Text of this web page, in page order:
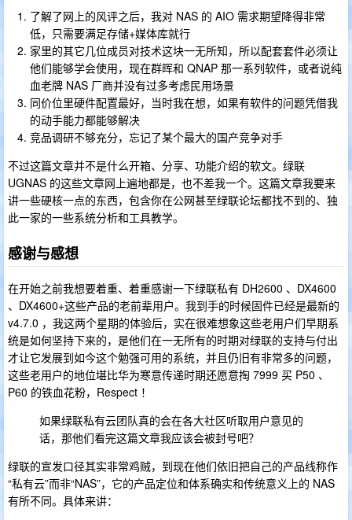
了解了网上的风评之后，我对 NAS 的 AIO 需求期望降得非常
低，只需要满足存储+媒体库就行
家里的其它几位成员对技术这块一无所知，所以配套套件必须让
他们能够学会使用，现在群晖和 QNAP 那一系列软件，或者说纯
血老牌 NAS 厂商并没有过多考虑民用场景
同价位里硬件配置最好，当时我在想，如果有软件的问题凭借我
的动手能力都能够解决
竞品调研不够充分，忘记了某个最大的国产竞争对手
不过这篇文章并不是什么开箱、分享、功能介绍的软文。绿联
UGNAS 的这些文章网上遍地都是，也不差我一个。这篇文章我要来
讲一些硬核一点的东西，包含你在公网甚至绿联论坛都找不到的、独
此一家的一些系统分析和工具教学。
感谢与感想
在开始之前我想要着重、着重感谢一下绿联私有 DH2600 、DX4600
、DX4600+这些产品的老前辈用户。我到手的时候固件已经是最新的
v4.7.0 ，我这两个星期的体验后，实在很难想象这些老用户们早期系
统是如何坚持下来的，是他们在一无所有的时期对绿联的支持与付出
才让它发展到如今这个勉强可用的系统，并且仍旧有非常多的问题，
这些老用户的地位堪比华为寒意传递时期还愿意掏 7999 买 P50 、
P60 的铁血花粉，Respect ！
如果绿联私有云团队真的会在各大社区听取用户意见的
话，那他们看完这篇文章我应该会被封号吧？
绿联的宣发口径其实非常鸡贼，到现在他们依旧把自己的产品线称作
“私有云”而非“NAS”，它的产品定位和体系确实和传统意义上的 NAS
有所不同。具体来讲：